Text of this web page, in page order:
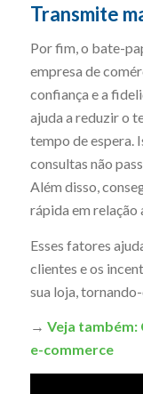
Transmite
Por fim, o bate-
empresa de
confiança e a
ajuda a reduzir o
tempo de espera.
consultas não
Além disso,
rápida em
Esses fatores
clientes e os
sua loja,
→ Veja também:
e-commerce